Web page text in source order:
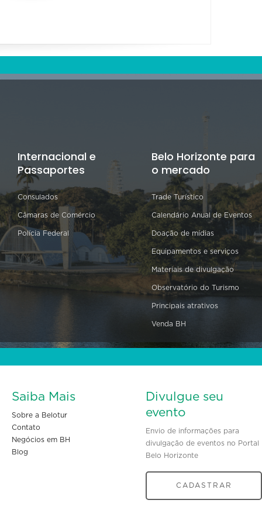
Internacional e
Passaportes
Consulados
Câmaras de Comércio
Polícia Federal
Belo Horizonte para
o mercado
Trade Turístico
Calendário Anual de Eventos
Doação de mídias
Equipamentos e serviços
Materiais de divulgação
Observatório do Turismo
Principais atrativos
Venda BH
Saiba Mais
Sobre a Belotur
Contato
Negócios em BH
Blog
Divulgue seu
evento
Envio de informações para
divulgação de eventos no Portal
Belo Horizonte
CADASTRAR